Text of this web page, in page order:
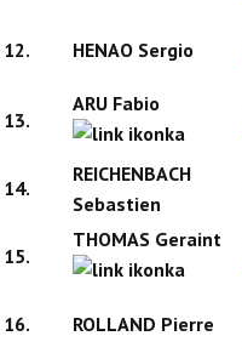
12. HENAO Sergio
13.
ARU Fabio
14.
REICHENBACH
Sebastien
15.
THOMAS Geraint
16. ROLLAND Pierre